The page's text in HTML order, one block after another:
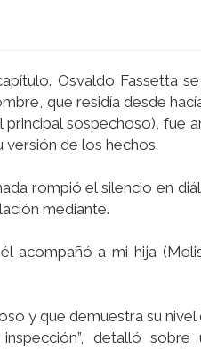
Osvaldo Fassetta
que residía desde
sospechoso), fue
versión de los hechos.
rompió el silencio en
mediante.
acompañó a mi hija
y que demuestra su nivel
detalló